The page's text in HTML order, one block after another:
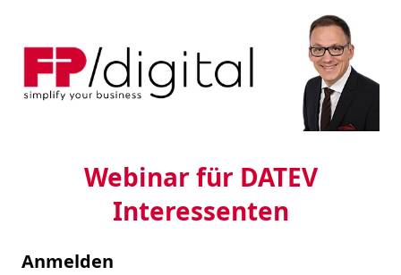
Webinar für DATEV
Interessenten
Anmelden